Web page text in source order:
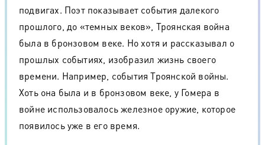
подвигах. Поэт показывает события далекого
прошлого, до «темных веков», Троянская война
была в бронзовом веке. Но хотя и рассказывал о
прошлых событиях, изобразил жизнь своего
времени. Например, события Троянской войны.
Хоть она была и в бронзовом веке, у Гомера в
войне использовалось железное оружие, которое
появилось уже в его время.